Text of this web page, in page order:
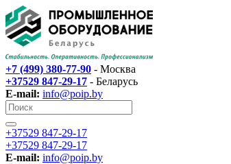
+7 (499) 380-77-90 - Москва
+37529 847-29-17‬ - Беларусь
E-mail: info@poip.by
+37529 847-29-17‬
+37529 847-29-17‬
E-mail: info@poip.by